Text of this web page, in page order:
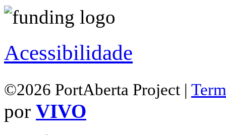
Acessibilidade
©2026 PortAberta Project |
por VIVO